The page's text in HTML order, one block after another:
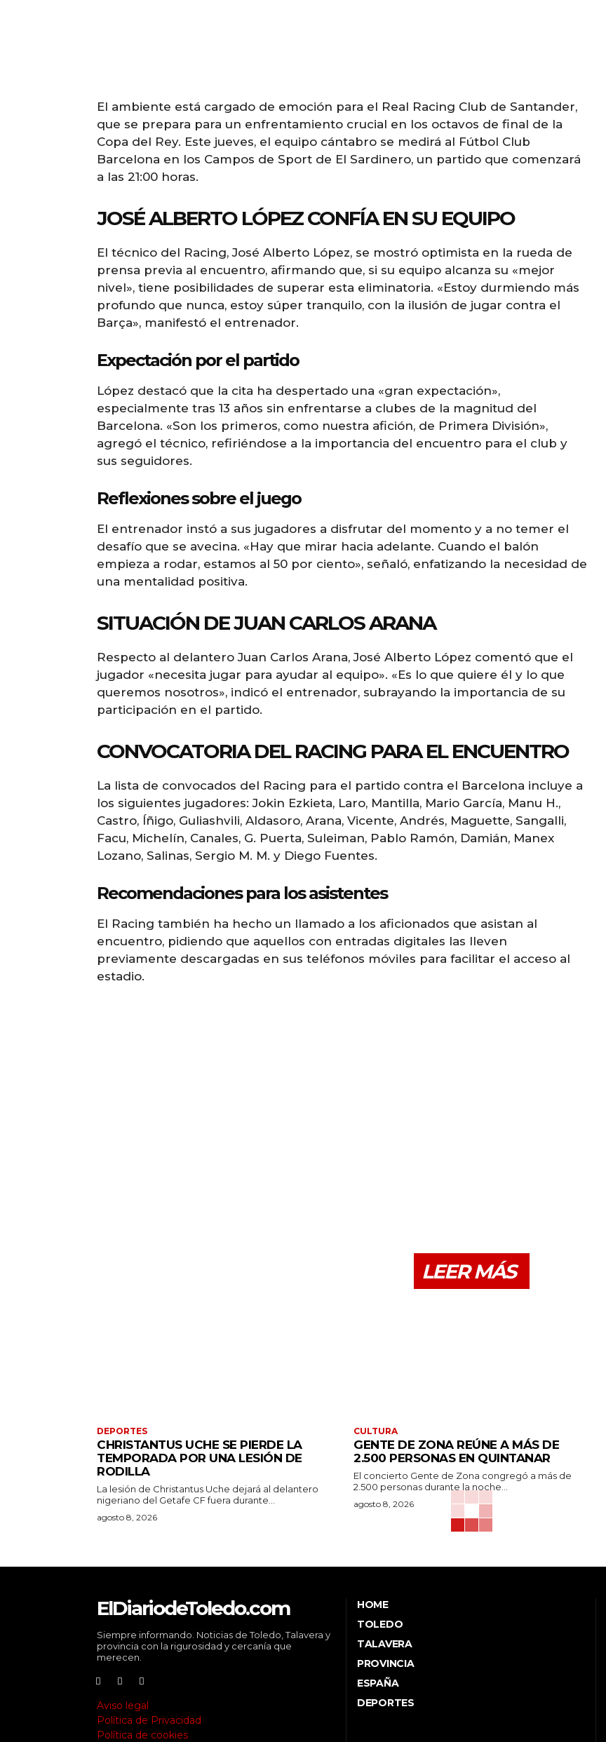
El ambiente está cargado de emoción para el Real Racing Club de Santander,
que se prepara para un enfrentamiento crucial en los octavos de final de la
Copa del Rey. Este jueves, el equipo cántabro se medirá al Fútbol Club
Barcelona en los Campos de Sport de El Sardinero, un partido que comenzará
a las 21:00 horas.
JOSÉ ALBERTO LÓPEZ CONFÍA EN SU EQUIPO
El técnico del Racing, José Alberto López, se mostró optimista en la rueda de
prensa previa al encuentro, afirmando que, si su equipo alcanza su «mejor
nivel», tiene posibilidades de superar esta eliminatoria. «Estoy durmiendo más
profundo que nunca, estoy súper tranquilo, con la ilusión de jugar contra el
Barça», manifestó el entrenador.
Expectación por el partido
López destacó que la cita ha despertado una «gran expectación»,
especialmente tras 13 años sin enfrentarse a clubes de la magnitud del
Barcelona. «Son los primeros, como nuestra afición, de Primera División»,
agregó el técnico, refiriéndose a la importancia del encuentro para el club y
sus seguidores.
Reflexiones sobre el juego
El entrenador instó a sus jugadores a disfrutar del momento y a no temer el
desafío que se avecina. «Hay que mirar hacia adelante. Cuando el balón
empieza a rodar, estamos al 50 por ciento», señaló, enfatizando la necesidad de
una mentalidad positiva.
SITUACIÓN DE JUAN CARLOS ARANA
Respecto al delantero Juan Carlos Arana, José Alberto López comentó que el
jugador «necesita jugar para ayudar al equipo». «Es lo que quiere él y lo que
queremos nosotros», indicó el entrenador, subrayando la importancia de su
participación en el partido.
CONVOCATORIA DEL RACING PARA EL ENCUENTRO
La lista de convocados del Racing para el partido contra el Barcelona incluye a
los siguientes jugadores: Jokin Ezkieta, Laro, Mantilla, Mario García, Manu H.,
Castro, Íñigo, Guliashvili, Aldasoro, Arana, Vicente, Andrés, Maguette, Sangalli,
Facu, Michelín, Canales, G. Puerta, Suleiman, Pablo Ramón, Damián, Manex
Lozano, Salinas, Sergio M. M. y Diego Fuentes.
Recomendaciones para los asistentes
El Racing también ha hecho un llamado a los aficionados que asistan al
encuentro, pidiendo que aquellos con entradas digitales las lleven
previamente descargadas en sus teléfonos móviles para facilitar el acceso al
estadio.
LEER MÁS
DEPORTES
CHRISTANTUS UCHE SE PIERDE LA
TEMPORADA POR UNA LESIÓN DE
RODILLA
La lesión de Christantus Uche dejará al delantero
nigeriano del Getafe CF fuera durante...
agosto 8, 2026
CULTURA
GENTE DE ZONA REÚNE A MÁS DE
2.500 PERSONAS EN QUINTANAR
El concierto Gente de Zona congregó a más de
2.500 personas durante la noche...
agosto 8, 2026
ElDiariodeToledo.com
Siempre informando. Noticias de Toledo, Talavera y
provincia con la rigurosidad y cercanía que
merecen.
Aviso legal
Política de Privacidad
Política de cookies
HOME
TOLEDO
TALAVERA
PROVINCIA
ESPAÑA
DEPORTES